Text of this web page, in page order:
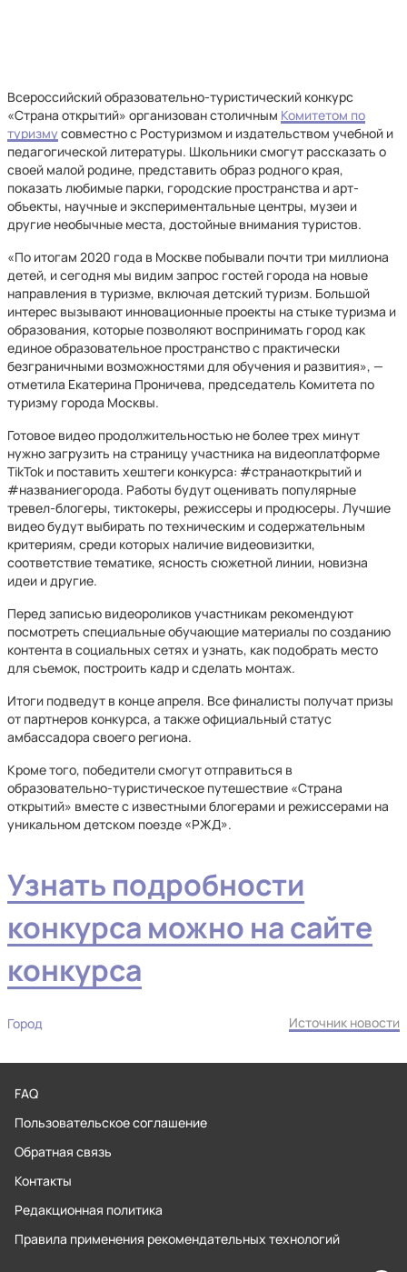
Всероссийский образовательно-туристический конкурс
«Страна открытий» организован столичным Комитетом по
туризму совместно с Ростуризмом и издательством учебной и
педагогической литературы. Школьники смогут рассказать о
своей малой родине, представить образ родного края,
показать любимые парки, городские пространства и арт-
объекты, научные и экспериментальные центры, музеи и
другие необычные места, достойные внимания туристов.
«По итогам 2020 года в Москве побывали почти три миллиона
детей, и сегодня мы видим запрос гостей города на новые
направления в туризме, включая детский туризм. Большой
интерес вызывают инновационные проекты на стыке туризма и
образования, которые позволяют воспринимать город как
единое образовательное пространство с практически
безграничными возможностями для обучения и развития», —
отметила Екатерина Проничева, председатель Комитета по
туризму города Москвы.
Готовое видео продолжительностью не более трех минут
нужно загрузить на страницу участника на видеоплатформе
TikTok и поставить хештеги конкурса: #странаоткрытий и
#названиегорода. Работы будут оценивать популярные
тревел-блогеры, тиктокеры, режиссеры и продюсеры. Лучшие
видео будут выбирать по техническим и содержательным
критериям, среди которых наличие видеовизитки,
соответствие тематике, ясность сюжетной линии, новизна
идеи и другие.
Перед записью видеороликов участникам рекомендуют
посмотреть специальные обучающие материалы по созданию
контента в социальных сетях и узнать, как подобрать место
для съемок, построить кадр и сделать монтаж.
Итоги подведут в конце апреля. Все финалисты получат призы
от партнеров конкурса, а также официальный статус
амбассадора своего региона.
Кроме того, победители смогут отправиться в
образовательно-туристическое путешествие «Страна
открытий» вместе с известными блогерами и режиссерами на
уникальном детском поезде «РЖД».
Узнать подробности
конкурса можно на сайте
конкурса
Город Источник новости
FAQ
Пользовательское соглашение
Обратная связь
Контакты
Редакционная политика
Правила применения рекомендательных технологий